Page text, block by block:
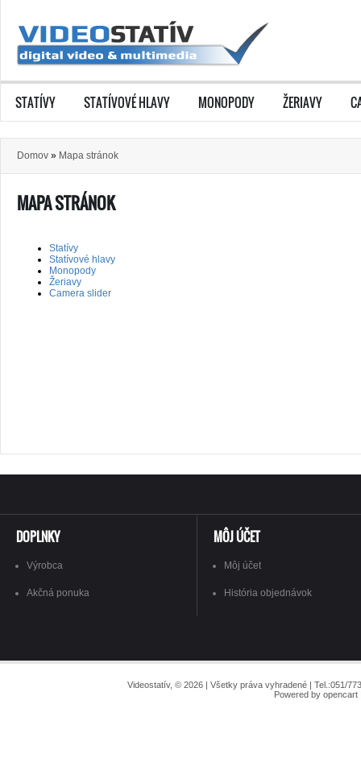
STATÍVY STATÍVOVÉ HLAVY MONOPODY ŽERIAVY
Domov » Mapa stránok
MAPA STRÁNOK
Statívy
Statívové hlavy
Monopody
Žeriavy
Camera slider
DOPLNKY
Výrobca
Akčná ponuka
MÔJ ÚČET
Môj účet
História objednávok
Videostatív, © 2026 | Všetky práva vyhradené | Tel.:051/
Powered by